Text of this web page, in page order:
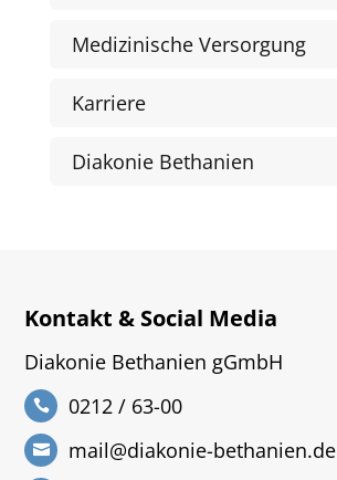
Medizinische Versorgung
Karriere
Diakonie Bethanien
Kontakt & Social Media
Diakonie Bethanien gGmbH
0212 / 63-00
mail@diakonie-bethanien.de